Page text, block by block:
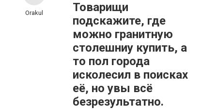
Orakul
Товарищи
подскажите, где
можно гранитную
столешниу купить, а
то пол города
исколесил в поисках
её, но увы всё
безрезультатно.